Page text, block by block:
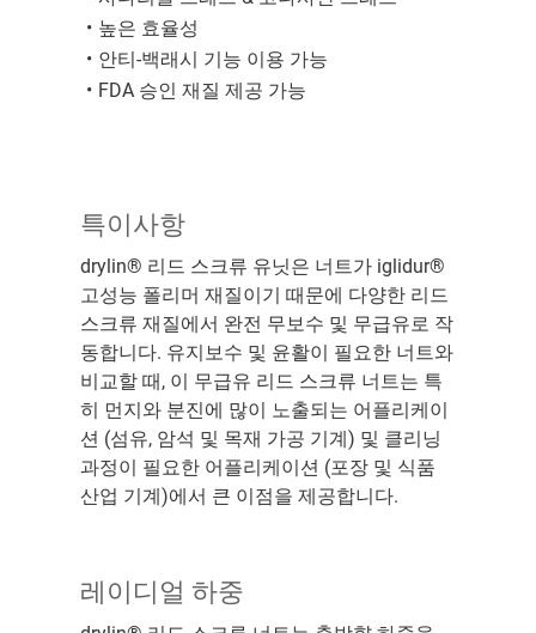
높은 효율성
안티-백래시 기능 이용 가능
FDA 승인 재질 제공 가능
특이사항
drylin® 리드 스크류 유닛은 너트가 iglidur®
고성능 폴리머 재질이기 때문에 다양한 리드
스크류 재질에서 완전 무보수 및 무급유로 작
동합니다. 유지보수 및 윤활이 필요한 너트와
비교할 때, 이 무급유 리드 스크류 너트는 특
히 먼지와 분진에 많이 노출되는 어플리케이
션 (섬유, 암석 및 목재 가공 기계) 및 클리닝
과정이 필요한 어플리케이션 (포장 및 식품
산업 기계)에서 큰 이점을 제공합니다.
레이디얼 하중